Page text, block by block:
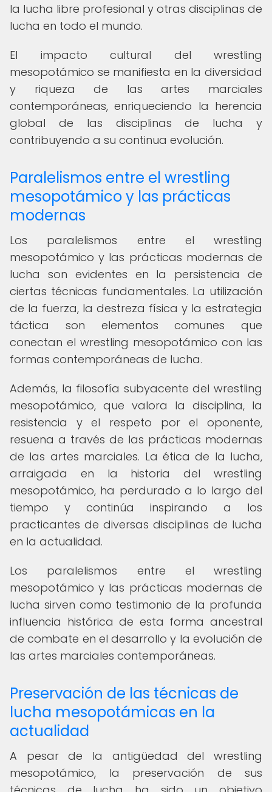
la lucha libre profesional y otras disciplinas de
lucha en todo el mundo.
El impacto cultural del wrestling
mesopotámico se manifiesta en la diversidad
y riqueza de las artes marciales
contemporáneas, enriqueciendo la herencia
global de las disciplinas de lucha y
contribuyendo a su continua evolución.
Paralelismos entre el wrestling
mesopotámico y las prácticas
modernas
Los paralelismos entre el wrestling
mesopotámico y las prácticas modernas de
lucha son evidentes en la persistencia de
ciertas técnicas fundamentales. La utilización
de la fuerza, la destreza física y la estrategia
táctica son elementos comunes que
conectan el wrestling mesopotámico con las
formas contemporáneas de lucha.
Además, la filosofía subyacente del wrestling
mesopotámico, que valora la disciplina, la
resistencia y el respeto por el oponente,
resuena a través de las prácticas modernas
de las artes marciales. La ética de la lucha,
arraigada en la historia del wrestling
mesopotámico, ha perdurado a lo largo del
tiempo y continúa inspirando a los
practicantes de diversas disciplinas de lucha
en la actualidad.
Los paralelismos entre el wrestling
mesopotámico y las prácticas modernas de
lucha sirven como testimonio de la profunda
influencia histórica de esta forma ancestral
de combate en el desarrollo y la evolución de
las artes marciales contemporáneas.
Preservación de las técnicas de
lucha mesopotámicas en la
actualidad
A pesar de la antigüedad del wrestling
mesopotámico, la preservación de sus